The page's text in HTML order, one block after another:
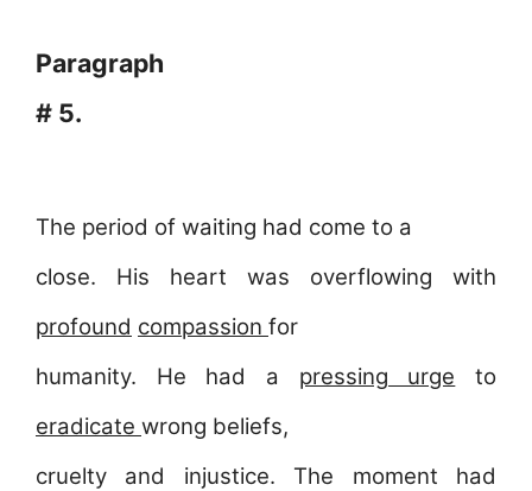
Paragraph
# 5.
The period of waiting had come to a
close. His heart was overflowing with
profound compassion for
humanity. He had a pressing urge to
eradicate wrong beliefs,
cruelty and injustice. The moment had